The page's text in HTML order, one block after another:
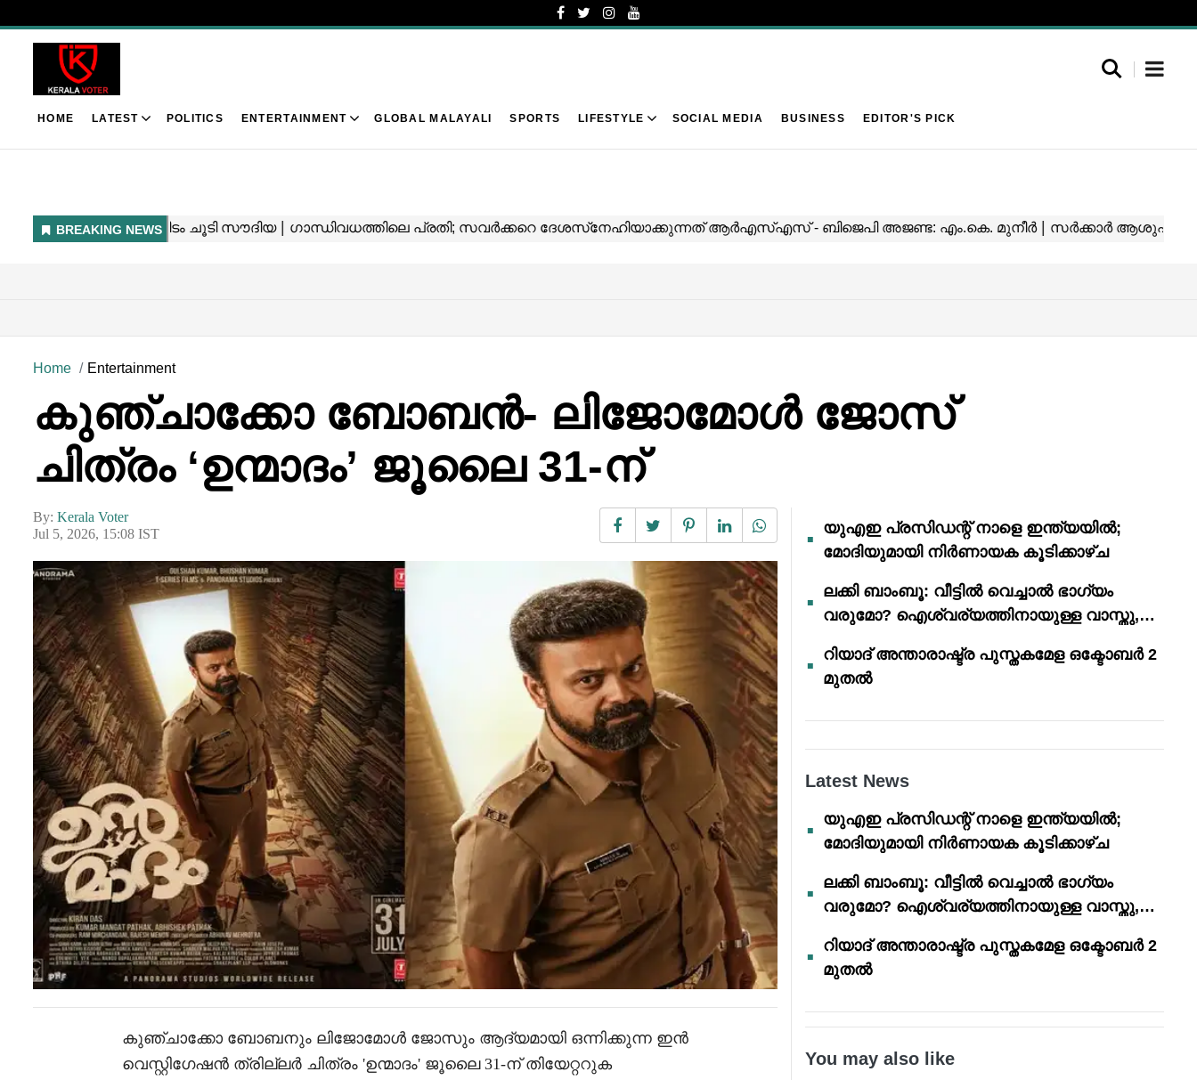
HOME LATEST POLITICS ENTERTAINMENT GLOBAL MALAYALI SPORTS LIFESTYLE SOCIAL MEDIA BUSINESS EDITOR'S PICK
Home Entertainment
കുഞ്ചാക്കോ ബോബൻ- ലിജോമോൾ ജോസ്
ചിത്രം ‘ഉന്മാദം’ ജൂലൈ 31-ന്
By: Kerala Voter
Jul 5, 2026, 15:08 IST
കുഞ്ചാക്കോ ബോബനും ലിജോമോൾ ജോസും ആദ്യമായി ഒന്നിക്കുന്ന ഇൻ
വെസ്റ്റിഗേഷൻ ത്രില്ലർ ചിത്രം 'ഉന്മാദം' ജൂലൈ 31-ന് തിയേറ്ററുക
യുഎഇ പ്രസിഡന്റ് നാളെ ഇന്ത്യയിൽ;
മോദിയുമായി നിർണായക കൂടിക്കാഴ്ച
ലക്കി ബാംബൂ: വീട്ടിൽ വെച്ചാൽ ഭാഗ്യം
വരുമോ? ഐശ്വര്യത്തിനായുള്ള വാസ്തു,
റിയാദ് അന്താരാഷ്ട്ര പുസ്തകമേള ഒക്ടോബർ 2
മുതൽ
Latest News
യുഎഇ പ്രസിഡന്റ് നാളെ ഇന്ത്യയിൽ;
മോദിയുമായി നിർണായക കൂടിക്കാഴ്ച
ലക്കി ബാംബൂ: വീട്ടിൽ വെച്ചാൽ ഭാഗ്യം
വരുമോ? ഐശ്വര്യത്തിനായുള്ള വാസ്തു,
റിയാദ് അന്താരാഷ്ട്ര പുസ്തകമേള ഒക്ടോബർ 2
മുതൽ
You may also like